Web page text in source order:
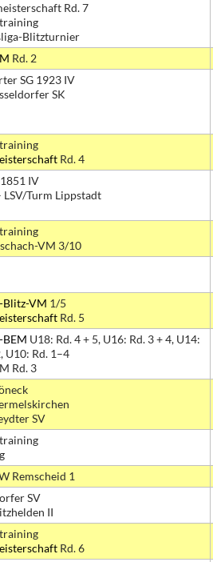
Rd. 7
Blitzturnier
Rd. 2
SG 1923 IV
SK
Rd. 4
1851 IV
LSV/Turm Lippstadt
VM 3/10
Blitz-VM 1/5
Rd. 5
BEM U18: Rd. 4 + 5, U16: Rd. 3 + 4, U14:
U10: Rd. 1–4
Rd. 3
SV
Remscheid 1
SV
II
Rd. 6